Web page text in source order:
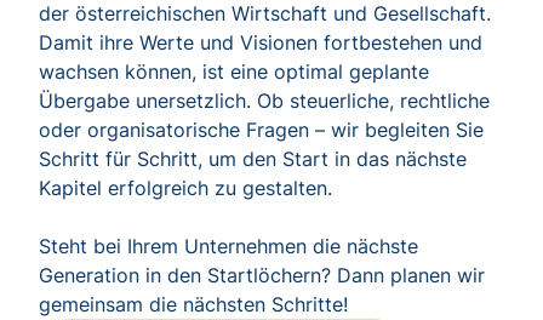
der österreichischen Wirtschaft und Gesellschaft.
Damit ihre Werte und Visionen fortbestehen und
wachsen können, ist eine optimal geplante
Übergabe unersetzlich. Ob steuerliche, rechtliche
oder organisatorische Fragen – wir begleiten Sie
Schritt für Schritt, um den Start in das nächste
Kapitel erfolgreich zu gestalten.
Steht bei Ihrem Unternehmen die nächste
Generation in den Startlöchern? Dann planen wir
gemeinsam die nächsten Schritte!